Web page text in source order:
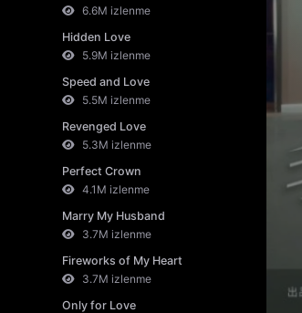
6.6M izlenme
Hidden Love
5.9M izlenme
Speed and Love
5.5M izlenme
Revenged Love
5.3M izlenme
Perfect Crown
4.1M izlenme
Marry My Husband
3.7M izlenme
Fireworks of My Heart
3.7M izlenme
Only for Love